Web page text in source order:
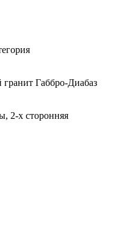
гранит Габбро-Диабаз
2-х сторонняя